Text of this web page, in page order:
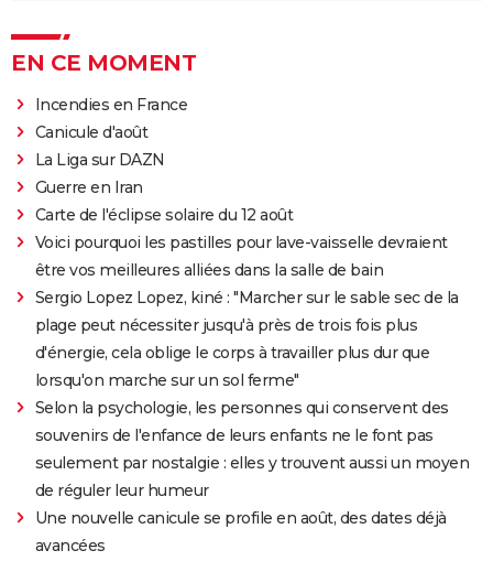
EN CE MOMENT
Incendies en France
Canicule d'août
La Liga sur DAZN
Guerre en Iran
Carte de l'éclipse solaire du 12 août
Voici pourquoi les pastilles pour lave-vaisselle devraient
être vos meilleures alliées dans la salle de bain
Sergio Lopez Lopez, kiné : "Marcher sur le sable sec de la
plage peut nécessiter jusqu'à près de trois fois plus
d'énergie, cela oblige le corps à travailler plus dur que
lorsqu'on marche sur un sol ferme"
Selon la psychologie, les personnes qui conservent des
souvenirs de l'enfance de leurs enfants ne le font pas
seulement par nostalgie : elles y trouvent aussi un moyen
de réguler leur humeur
Une nouvelle canicule se profile en août, des dates déjà
avancées